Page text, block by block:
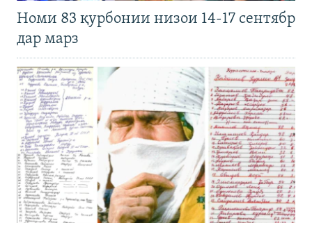
Номи 83 қурбонии низои 14-17 сентябр
дар марз